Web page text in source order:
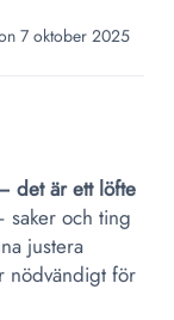
7 oktober 2025
det är ett löfte
saker och ting
justera
nödvändigt för